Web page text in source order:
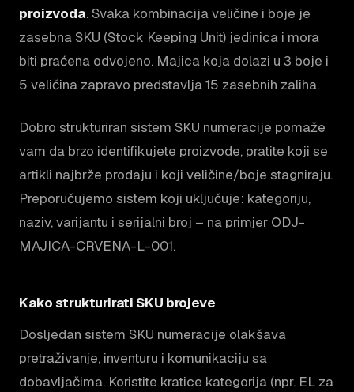
proizvoda. Svaka kombinacija veličine i boje je
zasebna SKU (Stock Keeping Unit) jedinica i mora
biti praćena odvojeno. Majica koja dolazi u 3 boje i
5 veličina zapravo predstavlja 15 zasebnih zaliha.
Dobro strukturiran sistem SKU numeracije pomaže
vam da brzo identifikujete proizvode, pratite koji se
artikli najbrže prodaju i koji veličine/boje stagniraju.
Preporučujemo sistem koji uključuje: kategoriju,
naziv, varijantu i serijalni broj – na primjer ODJ-
MAJICA-CRVENA-L-001.
Kako strukturirati SKU brojeve
Dosljedan sistem SKU numeracije olakšava
pretraživanje, inventuru i komunikaciju sa
dobavljačima. Koristite kratice kategorija (npr. EL za